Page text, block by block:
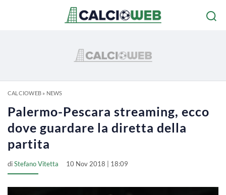
CALCIOWEB» NEWS
Palermo-Pescara streaming, ecco
dove guardare la diretta della
partita
diStefano Vitetta 10 Nov 2018 | 18:09